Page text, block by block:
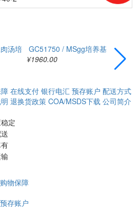
汤培
GC51750 / MSgg培养基
¥1960.00
在线支付 银行电汇 预存账户 配送方式
退换货政策 COA/MSDS下载 公司简介
定
购物保障
预存账户